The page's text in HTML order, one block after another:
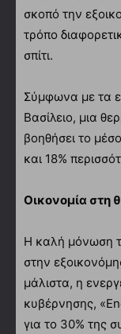
σκοπό την
τρόπο
σπίτι.
Σύμφωνα με τα
Βασίλειο, μια
βοηθήσει το
και 18%
Οικονομία στη
Η καλή μόνωση
στην
μάλιστα, η
κυβέρνησης,
για το 30% της